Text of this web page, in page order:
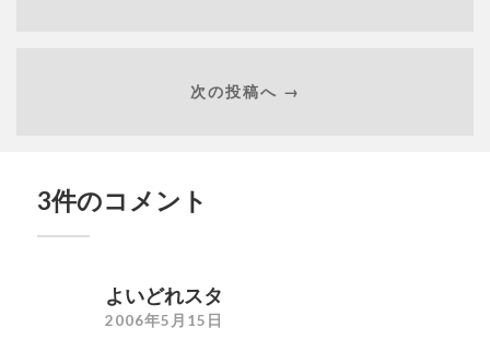
次の投稿へ →
3件のコメント
よいどれスタ
2006年5月15日